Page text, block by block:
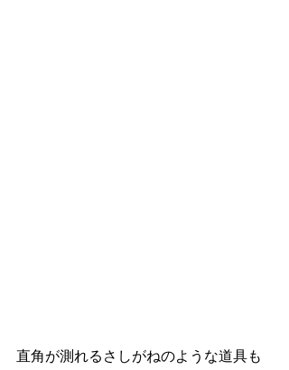
直角が測れるさしがねのような道具も